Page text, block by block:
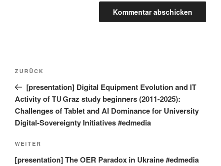
Beitragsnavigation
Vorheriger
Beitrag
ZURÜCK
[presentation] Digital Equipment Evolution and IT
Activity of TU Graz study beginners (2011‑2025):
Challenges of Tablet and AI Dominance for University
Digital‑Sovereignty Initiatives #edmedia
Nächster
Beitrag
WEITER
[presentation] The OER Paradox in Ukraine #edmedia